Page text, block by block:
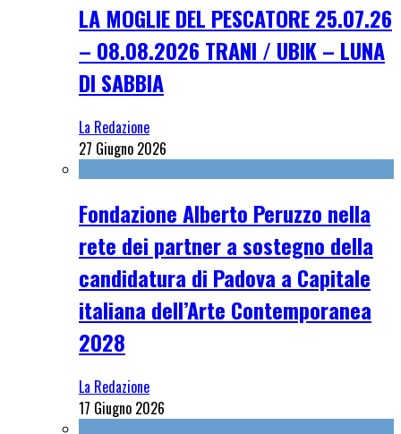
LA MOGLIE DEL PESCATORE 25.07.26
– 08.08.2026 TRANI / UBIK – LUNA
DI SABBIA
La Redazione
27 Giugno 2026
Fondazione Alberto Peruzzo nella
rete dei partner a sostegno della
candidatura di Padova a Capitale
italiana dell’Arte Contemporanea
2028
La Redazione
17 Giugno 2026